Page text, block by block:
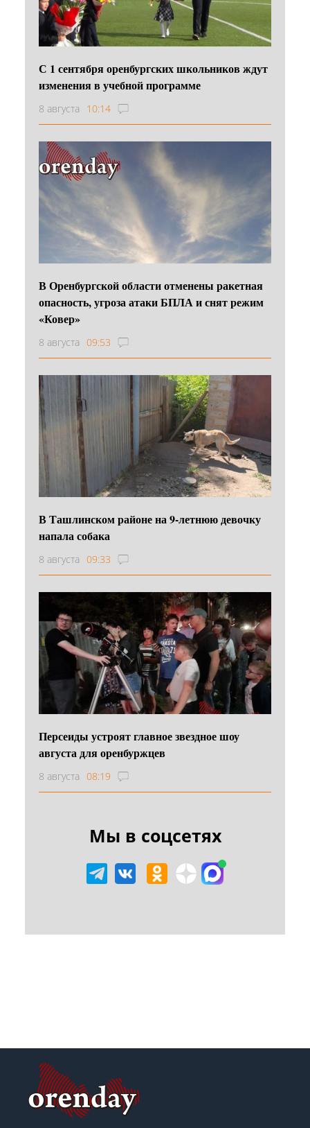
С 1 сентября оренбургских школьников ждут
изменения в учебной программе
8 августа 10:14
В Оренбургской области отменены ракетная
опасность, угроза атаки БПЛА и снят режим
«Ковер»
8 августа 09:53
В Ташлинском районе на 9-летнюю девочку
напала собака
8 августа 09:33
Персеиды устроят главное звездное шоу
августа для оренбуржцев
8 августа 08:19
Мы в соцсетях